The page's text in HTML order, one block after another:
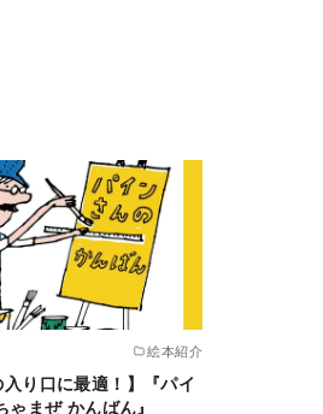
絵本紹介
入り口に最適！】『パイ
まぜ かんばん』